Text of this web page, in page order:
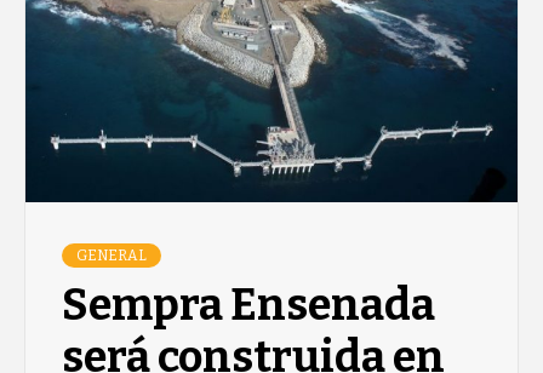
GENERAL
Sempra Ensenada
será construida en